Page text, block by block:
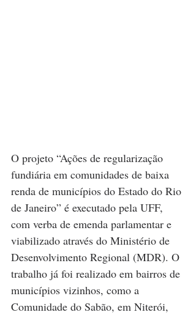
O projeto “Ações de regularização
fundiária em comunidades de baixa
renda de municípios do Estado do Rio
de Janeiro” é executado pela UFF,
com verba de emenda parlamentar e
viabilizado através do Ministério de
Desenvolvimento Regional (MDR). O
trabalho já foi realizado em bairros de
municípios vizinhos, como a
Comunidade do Sabão, em Niterói,